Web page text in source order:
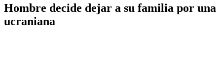
Hombre decide dejar a su familia por una
ucraniana